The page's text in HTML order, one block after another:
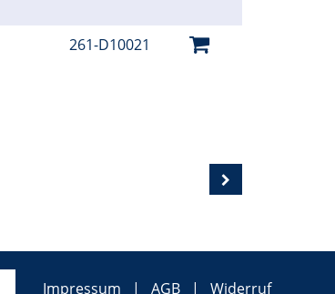
261-D10021
Impressum AGB Widerruf